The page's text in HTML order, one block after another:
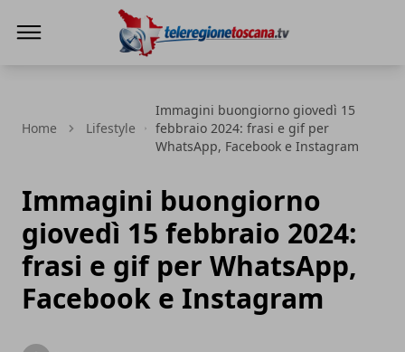
Home Lifestyle
Immagini buongiorno giovedì 15
febbraio 2024: frasi e gif per
WhatsApp, Facebook e Instagram
Immagini buongiorno
giovedì 15 febbraio 2024:
frasi e gif per WhatsApp,
Facebook e Instagram